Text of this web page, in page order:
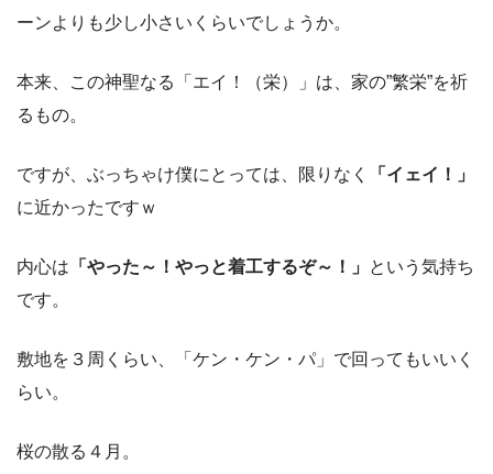
ーンよりも少し小さいくらいでしょうか。
本来、この神聖なる「エイ！（栄）」は、家の”繁栄”を祈
るもの。
ですが、ぶっちゃけ僕にとっては、限りなく
「イェイ！」
に近かったですｗ
内心は 「やった～！やっと着工するぞ～！」 という気持ち
です。
敷地を３周くらい、「ケン・ケン・パ」で回ってもいいく
らい。
桜の散る４月。